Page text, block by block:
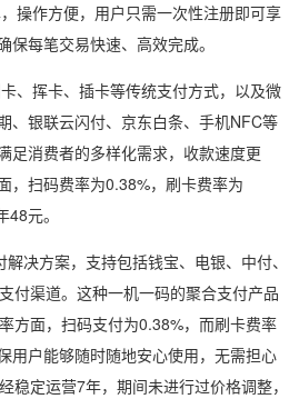
操作方便，用户只需一次性注册即可享
保每笔交易快速、高效完成。
、挥卡、插卡等传统支付方式，以及微
、银联云闪付、京东白条、手机NFC等
足消费者的多样化需求，收款速度更
，扫码费率为0.38%，刷卡费率为
元。
决方案，支持包括钱宝、电银、中付、
付渠道。这种一机一码的聚合支付产品
方面，扫码支付为0.38%，而刷卡费率
用户能够随时随地安心使用，无需担心
稳定运营7年，期间未进行过价格调整，